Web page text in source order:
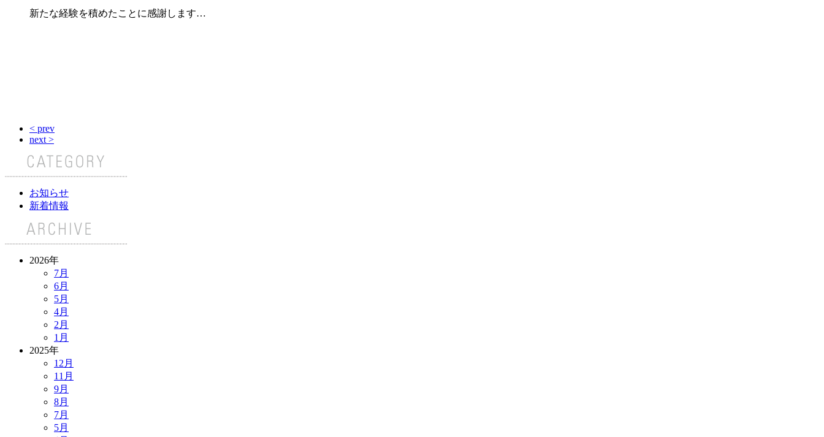
新たな経験を積めたことに感謝します…
< prev
next >
お知らせ
新着情報
2026年
7月
6月
5月
4月
2月
1月
2025年
12月
11月
9月
8月
7月
5月